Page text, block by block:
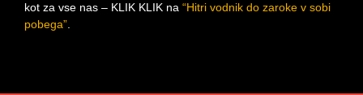
kot za vse nas – KLIK KLIK na “Hitri vodnik do zaroke v sobi
pobega”.